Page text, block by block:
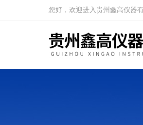
您好，欢迎进入贵州鑫高仪器